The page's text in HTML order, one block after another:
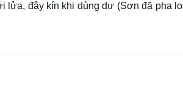
lửa, đậy kín khi dùng dư (Sơn đã pha